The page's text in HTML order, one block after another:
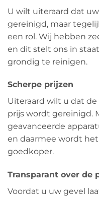
U wilt uiteraard dat
gereinigd, maar
een rol. Wij hebben
en dit stelt ons in
grondig te reinigen.
Scherpe prijzen
Uiteraard wilt u dat
prijs wordt gereinigd.
geavanceerde
en daarmee wordt
goedkoper.
Transparant over de
Voordat u uw gevel